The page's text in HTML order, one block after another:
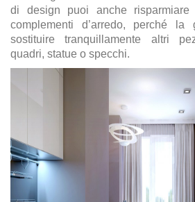
di design puoi anche risparmiare
complementi d’arredo, perché la
sostituire tranquillamente altri
quadri, statue o specchi.